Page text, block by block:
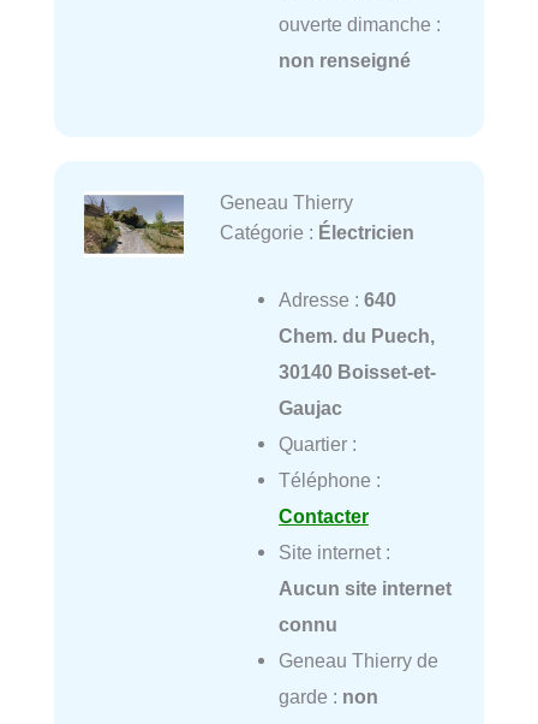
ouverte dimanche :
non renseigné
Geneau Thierry
Catégorie : Électricien
Adresse : 640
Chem. du Puech,
30140 Boisset-et-
Gaujac
Quartier :
Téléphone :
Contacter
Site internet :
Aucun site internet
connu
Geneau Thierry de
garde : non